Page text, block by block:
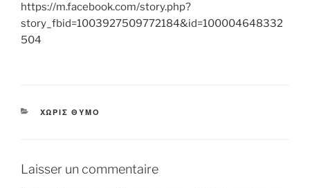
https://m.facebook.com/story.php?
story_fbid=1003927509772184&id=100004648332
504
CATÉGORIES
ΧΩΡΙΣ ΘΥΜΟ
Laisser un commentaire